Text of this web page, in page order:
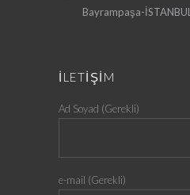
Bayrampaşa-İSTANBUL
İLETİŞİM
Ad Soyad (Gerekli)
e-mail (Gerekli)